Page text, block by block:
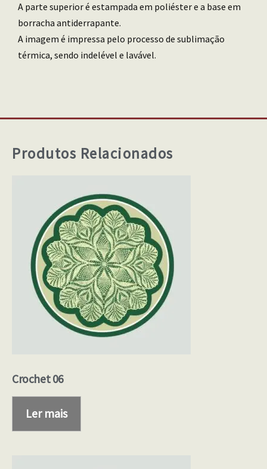
A parte superior é estampada em poliéster e a base em
borracha antiderrapante.
A imagem é impressa pelo processo de sublimação
térmica, sendo indelével e lavável.
Produtos Relacionados
Crochet 06
Ler mais